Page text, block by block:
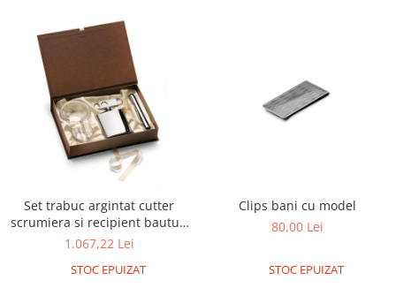
Set trabuc argintat cutter
scrumiera si recipient bauturi
Diamond
1.067,22 Lei
STOC EPUIZAT
Clips bani cu model
80,00 Lei
STOC EPUIZAT